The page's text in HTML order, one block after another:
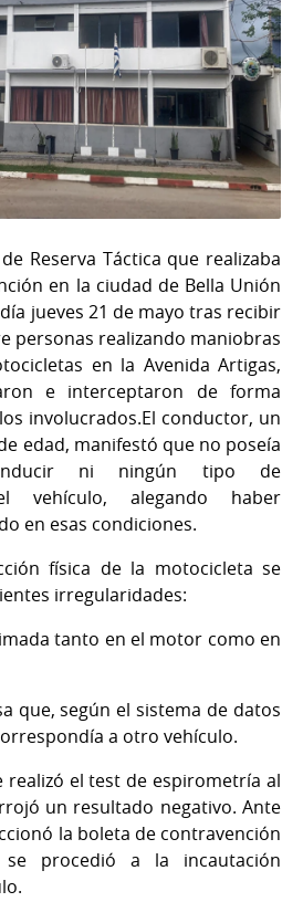
Reserva Táctica que realizaba
en la ciudad de Bella Unión
jueves 21 de mayo tras recibir
personas realizando maniobras
en la Avenida Artigas,
e interceptaron de forma
involucrados.El conductor, un
edad, manifestó que no poseía
ni ningún tipo de
vehículo, alegando haber
en esas condiciones.
física de la motocicleta se
irregularidades:
tanto en el motor como en
según el sistema de datos
a otro vehículo.
realizó el test de espirometría al
un resultado negativo. Ante
la boleta de contravención
se procedió a la incautación